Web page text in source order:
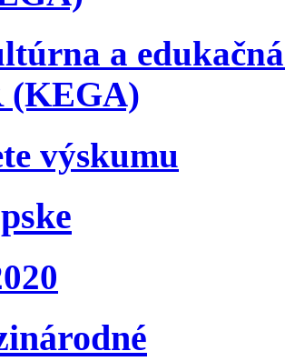
a
(KEGA)
výskumu